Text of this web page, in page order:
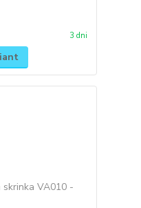
3 dni